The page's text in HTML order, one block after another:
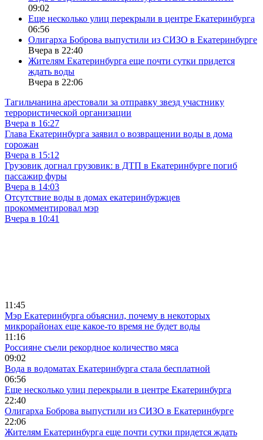
09:02
Еще несколько улиц перекрыли в центре Екатеринбурга
06:56
Олигарха Боброва выпустили из СИЗО в Екатеринбурге
Вчера в 22:40
Жителям Екатеринбурга еще почти сутки придется
ждать воды
Вчера в 22:06
Тагильчанина арестовали за отправку звезд участнику
террористической организации
Вчера в 16:27
Глава Екатеринбурга заявил о возвращении воды в дома
горожан
Вчера в 15:12
Грузовик догнал грузовик: в ДТП в Екатеринбурге погиб
пассажир фуры
Вчера в 14:03
Отсутствие воды в домах екатеринбуржцев
прокомментировал мэр
Вчера в 10:41
11:45
Мэр Екатеринбурга объяснил, почему в некоторых
микрорайонах еще какое-то время не будет воды
11:16
Россияне съели рекордное количество мяса
09:02
Вода в водоматах Екатеринбурга стала бесплатной
06:56
Еще несколько улиц перекрыли в центре Екатеринбурга
22:40
Олигарха Боброва выпустили из СИЗО в Екатеринбурге
22:06
Жителям Екатеринбурга еще почти сутки придется ждать